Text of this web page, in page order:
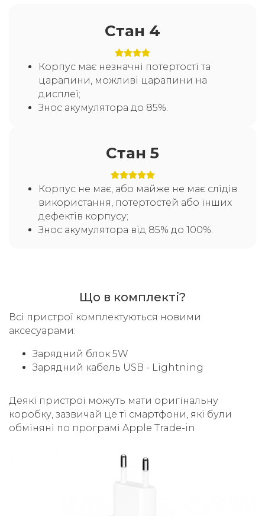
Стан 4
Корпус має незначні потертості та
царапини, можливі царапини на
дисплеї;
Знос акумулятора до 85%.
Стан 5
Корпус не має, або майже не має слідів
використання, потертостей або інших
дефектів корпусу;
Знос акумулятора від 85% до 100%.
Що в комплекті?
Всі пристрої комплектуються новими
аксесуарами:
Зарядний блок 5W
Зарядний кабель USB - Lightning
Деякі пристрої можуть мати оригінальну
коробку, зазвичай це ті смартфони, які були
обміняні по програмі Apple Trade-in